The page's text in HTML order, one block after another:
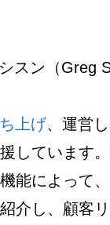
スン（Greg
上げ、運営
しています
能によって
介し、顧客